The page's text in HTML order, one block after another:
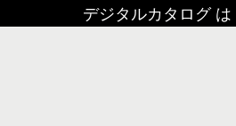
デジタルカタログ は